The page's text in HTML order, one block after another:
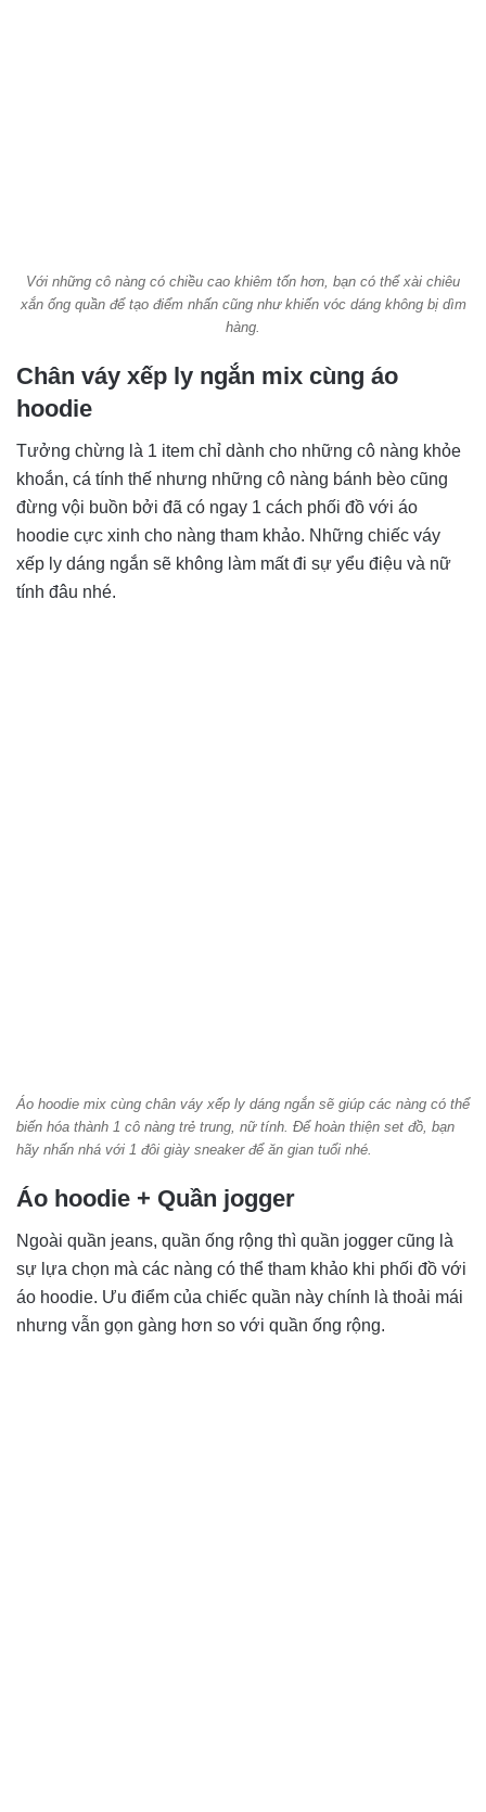
Với những cô nàng có chiều cao khiêm tốn hơn, bạn có thể xài chiêu
xắn ống quần để tạo điểm nhấn cũng như khiến vóc dáng không bị dìm
hàng.
Chân váy xếp ly ngắn mix cùng áo
hoodie
Tưởng chừng là 1 item chỉ dành cho những cô nàng khỏe
khoắn, cá tính thế nhưng những cô nàng bánh bèo cũng
đừng vội buồn bởi đã có ngay 1 cách phối đồ với áo
hoodie cực xinh cho nàng tham khảo. Những chiếc váy
xếp ly dáng ngắn sẽ không làm mất đi sự yểu điệu và nữ
tính đâu nhé.
Áo hoodie mix cùng chân váy xếp ly dáng ngắn sẽ giúp các nàng có thể
biến hóa thành 1 cô nàng trẻ trung, nữ tính. Để hoàn thiện set đồ, bạn
hãy nhấn nhá với 1 đôi giày sneaker để ăn gian tuổi nhé.
Áo hoodie + Quần jogger
Ngoài quần jeans, quần ống rộng thì quần jogger cũng là
sự lựa chọn mà các nàng có thể tham khảo khi phối đồ với
áo hoodie. Ưu điểm của chiếc quần này chính là thoải mái
nhưng vẫn gọn gàng hơn so với quần ống rộng.